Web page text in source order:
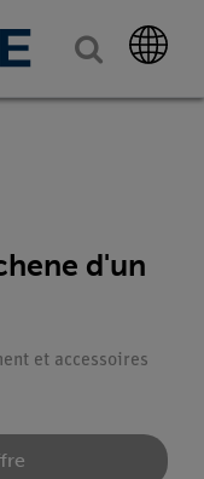
d'un
et accessoires